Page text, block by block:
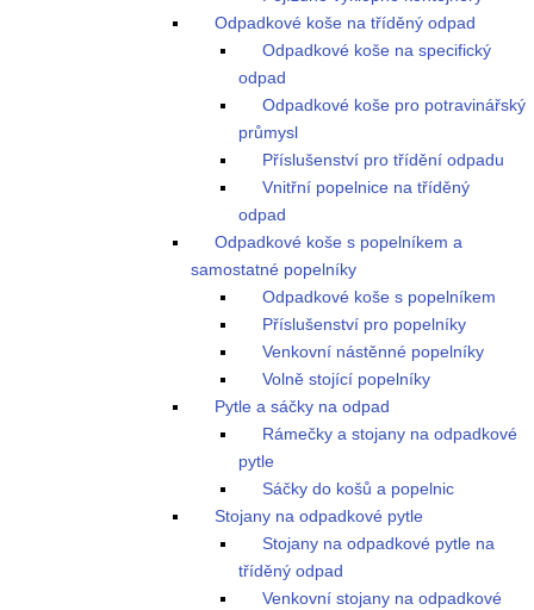
Odpadkové koše na tříděný odpad
Odpadkové koše na specifický
odpad
Odpadkové koše pro potravinářský
průmysl
Příslušenství pro třídění odpadu
Vnitřní popelnice na tříděný
odpad
Odpadkové koše s popelníkem a
samostatné popelníky
Odpadkové koše s popelníkem
Příslušenství pro popelníky
Venkovní nástěnné popelníky
Volně stojící popelníky
Pytle a sáčky na odpad
Rámečky a stojany na odpadkové
pytle
Sáčky do košů a popelnic
Stojany na odpadkové pytle
Stojany na odpadkové pytle na
tříděný odpad
Venkovní stojany na odpadkové